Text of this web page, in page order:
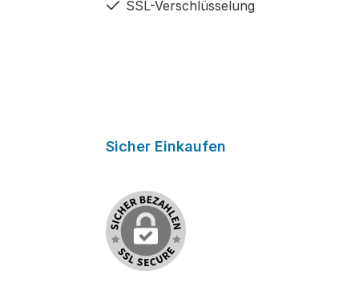
SSL-Verschlüsselung
Sicher Einkaufen